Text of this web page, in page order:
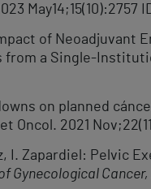
May14;15(10):2757
of Neoadjuvant
from a Single-
on planned
2021
I. Zapardiel: Pelvic
Gynecological Cancer,